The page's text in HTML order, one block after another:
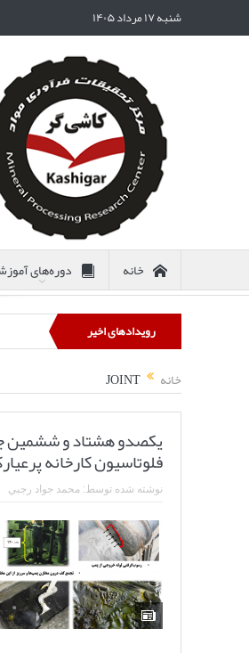
شنبه ۱۷ مرداد ۱۴۰۵
خانه دوره‌های
رویدادهای اخیر
خانه JOINT
فلوتاسیون کارخانه پرعیارکنی ۱ – مجتمع مس
نوشته شده توسط:محمد جواد رجبي